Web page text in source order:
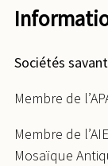
Sociétés
Membre de
Membre de
Mosaïque